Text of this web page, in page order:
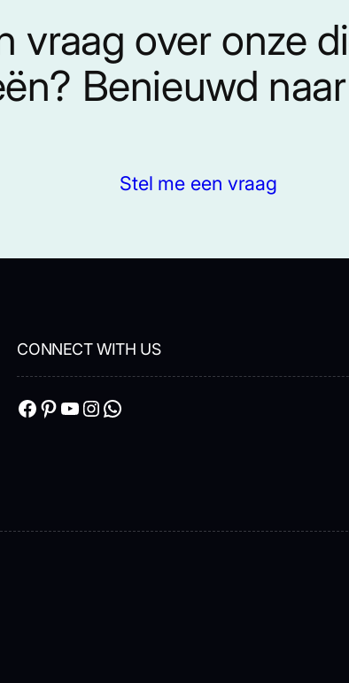
vraag over onze
Benieuwd
Stel me een vraag
CONNECT WITH US
Facebook Pinterest YouTube InstagramWhatsApp